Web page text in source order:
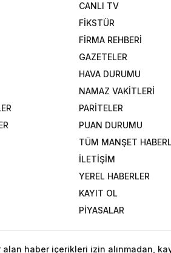
CANLI TV
FİKSTÜR
FİRMA REHBERİ
GAZETELER
HAVA DURUMU
NAMAZ VAKİTLERİ
PARİTELER
PUAN DURUMU
TÜM MANŞET
İLETİŞİM
YEREL HABERLER
KAYIT OL
PİYASALAR
haber içerikleri izin alınmadan,